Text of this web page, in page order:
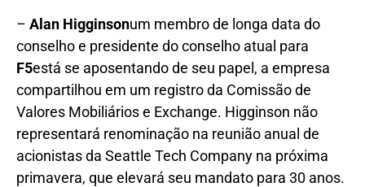
– Alan Higginsonum membro de longa data do
conselho e presidente do conselho atual para
F5está se aposentando de seu papel, a empresa
compartilhou em um registro da Comissão de
Valores Mobiliários e Exchange. Higginson não
representará renominação na reunião anual de
acionistas da Seattle Tech Company na próxima
primavera, que elevará seu mandato para 30 anos.